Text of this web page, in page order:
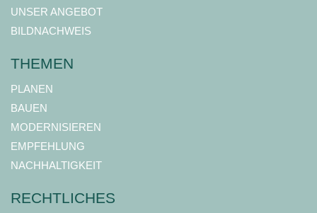
UNSER ANGEBOT
BILDNACHWEIS
THEMEN
PLANEN
BAUEN
MODERNISIEREN
EMPFEHLUNG
NACHHALTIGKEIT
RECHTLICHES